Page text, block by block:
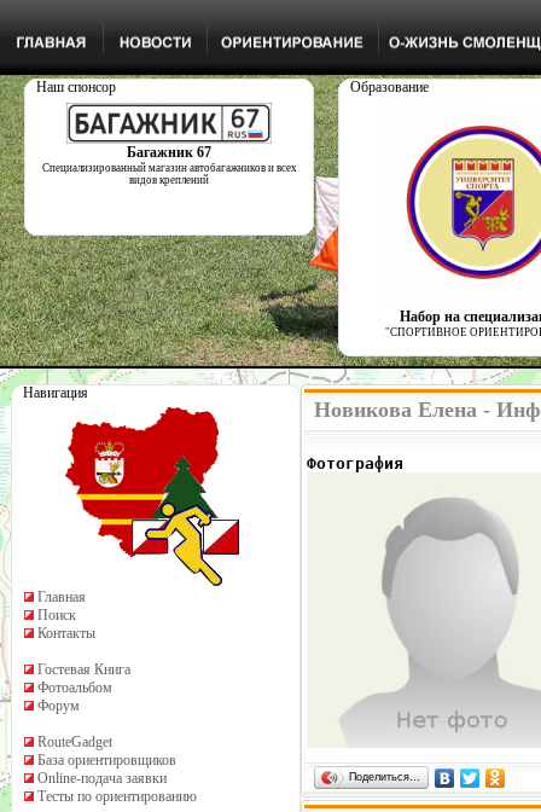
Наш спонсор
Багажник 67
Специализированный магазин автобагажников и всех
видов креплений
Образование
Набор на
"СПОРТИВНОЕ
Навигация
Главная
Поиск
Контакты
Гостевая Книга
Фотоальбом
Форум
RouteGadget
База ориентировщиков
Online-подача заявки
Тесты по ориентированию
Новикова Елена -
Фотография
Поделиться…